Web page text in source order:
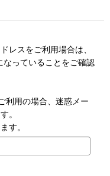
レスをご利用場合は、
なっていることをご確認
利用の場合、迷惑メー
。
す。